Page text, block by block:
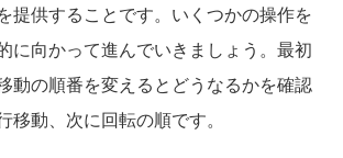
提供することです。いくつかの操作を
に向かって進んでいきましょう。最初
動の順番を変えるとどうなるかを確認
移動、次に回転の順です。